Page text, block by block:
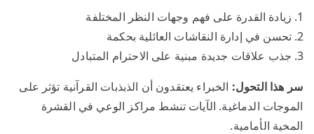
زيادة القدرة على فهم وجهات النظر المختلفة
تحسن في إدارة النقاشات العائلية بحكمة
جذب علاقات جديدة مبنية على الاحترام المتبادل
سر هذا التحول: الخبراء يعتقدون أن الذبذبات القرآنية تؤثر على
الموجات الدماغية. الآيات تنشط مراكز الوعي في القشرة
المخية الأمامية.